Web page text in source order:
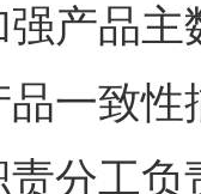
产品
一致
分工负